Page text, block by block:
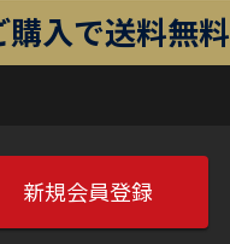
入で送料無料
新規会員登録